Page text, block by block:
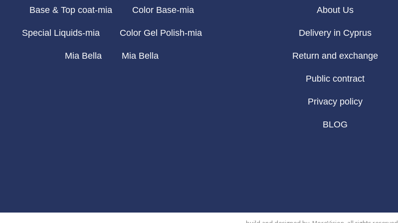
About Us
Delivery in Cyprus
Return and exchange
Public contract
Privacy policy
BLOG
Base & Top coat-mia Color Base-mia
Special Liquids-mia Color Gel Polish-mia
Mia Bella Mia Bella